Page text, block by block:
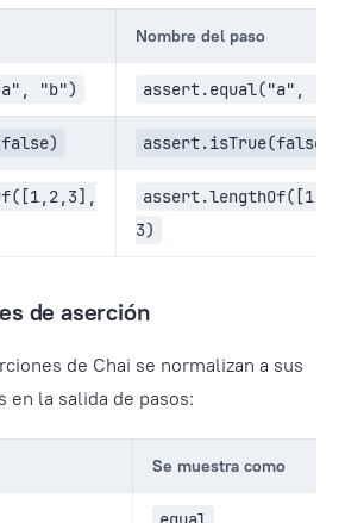
Nombre del paso
"b") assert.equal("a",
assert.isTrue(false)
3)
de aserción
de Chai se normalizan a sus
en la salida de pasos:
Se muestra como